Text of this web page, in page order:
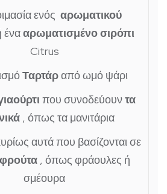
ενός αρωματικού
ένααρωματισμένο σιρόπι
Citrus
Ταρτάραπό ωμό ψάρι
που συνοδεύουντα
, όπως τα μανιτάρια
αυτά που βασίζονται σε
, όπως φράουλες ή
σμέουρα